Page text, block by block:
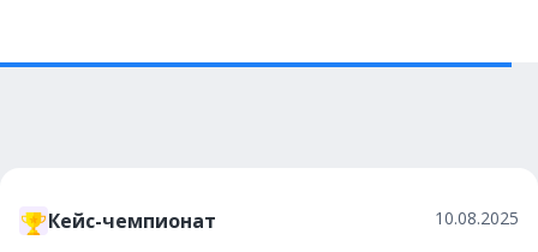
Кейс-чемпионат 10.08.2025